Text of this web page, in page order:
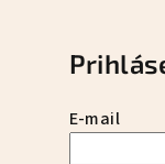
E-mail